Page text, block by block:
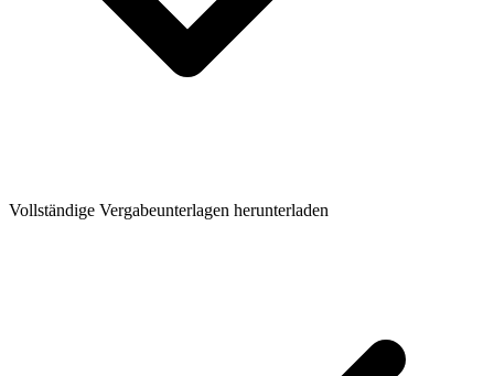
Vollständige Vergabeunterlagen herunterladen